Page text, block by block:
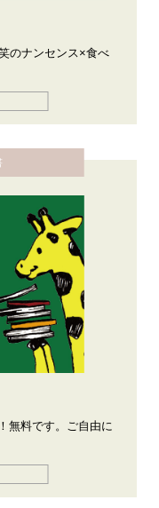
のナンセンス×食べ
無料です。ご自由に